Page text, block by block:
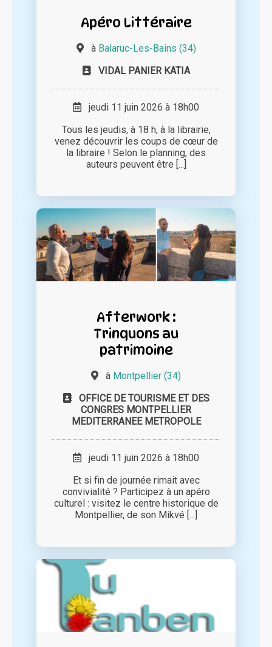
Apéro Littéraire
à Balaruc-Les-Bains (34)
VIDAL PANIER KATIA
jeudi 11 juin 2026 à 18h00
Tous les jeudis, à 18 h, à la librairie,
venez découvrir les coups de cœur de
la libraire ! Selon le planning, des
auteurs peuvent être [...]
Afterwork :
Trinquons au
patrimoine
à Montpellier (34)
OFFICE DE TOURISME ET DES
CONGRES MONTPELLIER
MEDITERRANEE METROPOLE
jeudi 11 juin 2026 à 18h00
Et si fin de journée rimait avec
convivialité ? Participez à un apéro
culturel : visitez le centre historique de
Montpellier, de son Mikvé [...]